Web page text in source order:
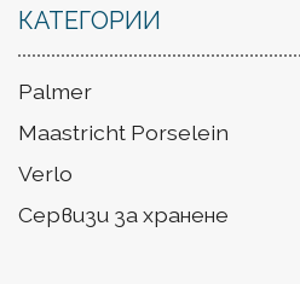
КАТЕГОРИИ
Palmer
Maastricht Porselein
Verlo
Сервизи за хранене